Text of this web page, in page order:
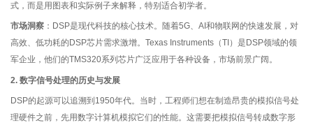
式，而是用图表和实际例子来解释，特别适合初学者。
市场洞察 ：DSP是现代科技的核心技术。随着5G、AI和物联网的快速发展，对
高效、低功耗的DSP芯片需求激增。Texas Instruments（TI）是DSP领域的领
军企业，他们的TMS320系列芯片广泛应用于各种设备，市场前景广阔。
2. 数字信号处理的历史与发展
DSP的起源可以追溯到1950年代。当时，工程师们想在制造昂贵的模拟信号处
理硬件之前，先用数字计算机模拟它们的性能。这需要把模拟信号转成数字形